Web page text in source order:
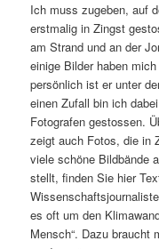
Ich muss zugeben, auf
erstmalig in Zingst
am Strand und an der
einige Bilder haben
persönlich ist er unter
einen Zufall bin ich
Fotografen gestossen.
zeigt auch Fotos, die in
viele schöne Bildbände
stellt, finden Sie hier
es oft um den
Mensch“. Dazu braucht